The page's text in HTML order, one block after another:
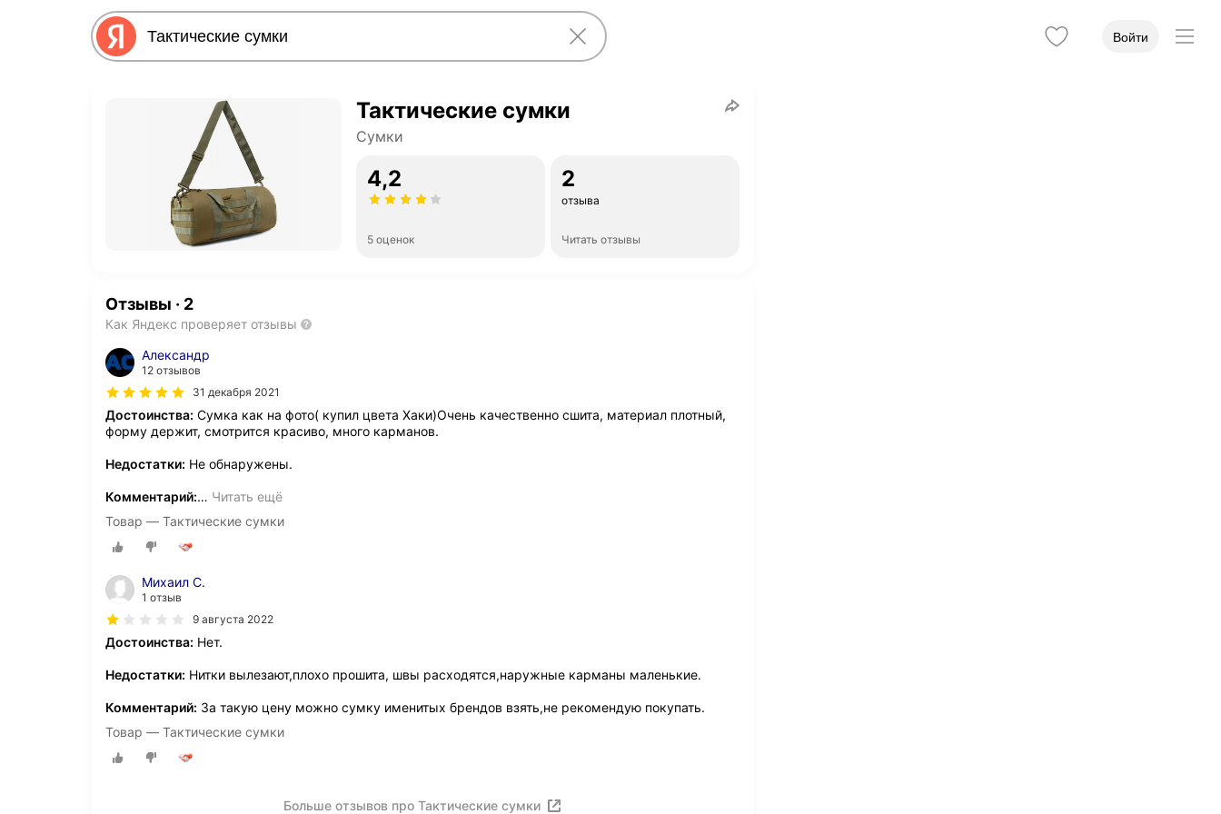
Войти
Тактические сумки
Сумки
4,2
5 оценок
2
отзыва
Читать отзывы
Отзывы · 2
Как Яндекс проверяет отзывы
Александр
12 отзывов
31 декабря 2021
Достоинства: Сумка как на фото( купил цвета Хаки)Очень качественно сшита, материал плотный,
форму держит, смотрится красиво, много карманов.
Недостатки: Не обнаружены.
Комментарий:… Читать ещё
Товар — Тактические сумки
Михаил С.
1 отзыв
9 августа 2022
Достоинства: Нет.
Недостатки: Нитки вылезают,плохо прошита, швы расходятся,наружные карманы маленькие.
Комментарий: За такую цену можно сумку именитых брендов взять,не рекомендую покупать.
Товар — Тактические сумки
Больше отзывов про Тактические сумки